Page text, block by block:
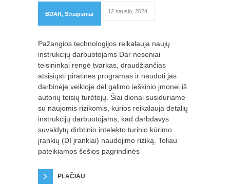
BDAR, Straipsniai 12 sausio, 2024
Pažangios technologijos reikalauja naujų
instrukcijų darbuotojams Dar neseniai
teisininkai rengė tvarkas, draudžiančias
atsisiųsti piratines programas ir naudoti jas
darbinėje veikloje dėl galimo ieškinio įmonei iš
autorių teisių turėtojų. Šiai dienai susiduriame
su naujomis rizikomis, kurios reikalauja detalių
instrukcijų darbuotojams, kad darbdavys
suvaldytų dirbtinio intelekto turinio kūrimo
įrankių (DI įrankiai) naudojimo riziką. Toliau
pateikiamos šešios pagrindinės
PLAČIAU